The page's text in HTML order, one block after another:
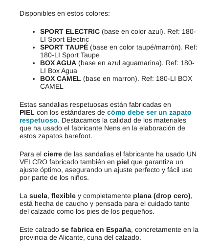
Disponibles en estos colores:
SPORT ELECTRIC (base en color azul). Ref: 180-
LI Sport Electric
SPORT TAUPÉ (base en color taupé/marrón). Ref:
180-LI Sport Taupe
BOX AGUA (base en azul aguamarina). Ref: 180-
LI Box Agua
BOX CAMEL (base en marron). Ref: 180-LI BOX
CAMEL
Estas sandalias respetuosas están fabricadas en
PIEL con los estándares de cómo debe ser un zapato
respetuoso. Destacamos la calidad de los materiales
que ha usado el fabricante Nens en la elaboración de
estos zapatos barefoot.
Para el cierre de las sandalias el fabricante ha usado UN
VELCRO fabricado también en piel que garantiza un
ajuste óptimo, asegurando un ajuste perfecto y fácil uso
por parte de los niños.
La suela, flexible y completamente plana (drop cero),
está hecha de caucho y pensada para el cuidado tanto
del calzado como los pies de los pequeños.
Este calzado se fabrica en España, concretamente en la
provincia de Alicante, cuna del calzado.